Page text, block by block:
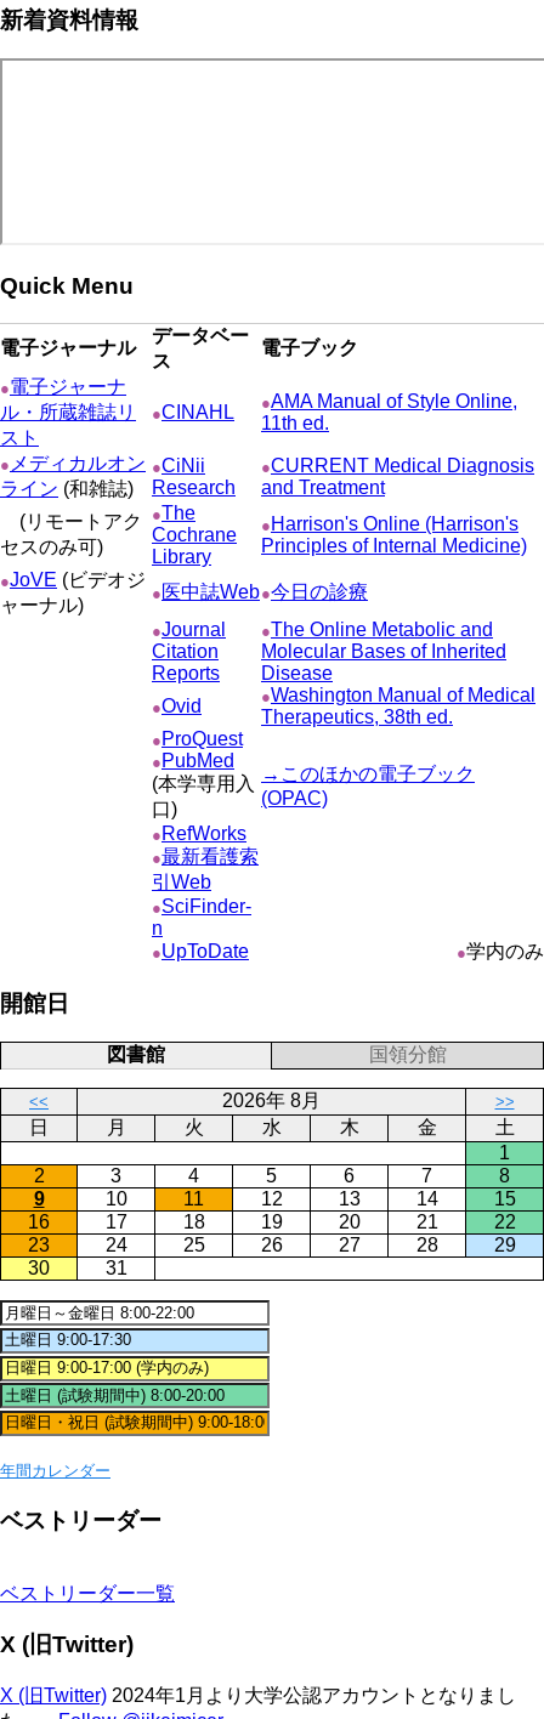
ジ
ー
新着資料情報
Quick Menu
電子ジャーナル
データベー
ス
電子ブック
●電子ジャーナ
ル・所蔵雑誌リ
スト
●CINAHL ●AMA Manual of Style Online,
11th ed.
● メディカルオン
ライン (和雑誌)
●CiNii
Research
●CURRENT Medical Diagnosis
and Treatment
(リモートアク
セスのみ可)
●The
Cochrane
Library
● Harrison's Online (Harrison's
Principles of Internal Medicine)
●JoVE (ビデオジ
ャーナル)
● 医中誌Web●今日の診療
●Journal
Citation
Reports
●The Online Metabolic and
Molecular Bases of Inherited
Disease
●Ovid ●Washington Manual of Medical
Therapeutics, 38th ed.
● ProQuest
● PubMed
(本学専用入
口)
→このほかの電子ブック
(OPAC)
● RefWorks
●最新看護索
引Web
●SciFinder-
n
●UpToDate ●学内のみ
開館日
図書館 国領分館
<< 2026年 8月 >>
日 月 火 水 木 金
土
1
2
3 4 5 6 7
8
9
10 11 12 13 14
15
16
17 18 19 20 21
22
23
24 25 26 27 28
29
30
31
年間カレンダー
ベストリーダー
ベストリーダー一覧
X (旧Twitter)
X (旧Twitter) 2024年1月より大学公認アカウントとなりまし